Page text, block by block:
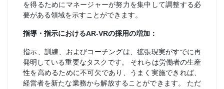
を得るためにマネージャーが努力を集中して調整する必
要がある領域を示すことができます。
指導・指示におけるAR-VRの採用の増加：
指示、訓練、およびコーチングは、拡張現実がすでに再
発明している重要なタスクです。 それらは労働者の生産
性を高めるために不可欠であり、うまく実施できれば、
経営者を新たな業務から解放することができます。 ただ